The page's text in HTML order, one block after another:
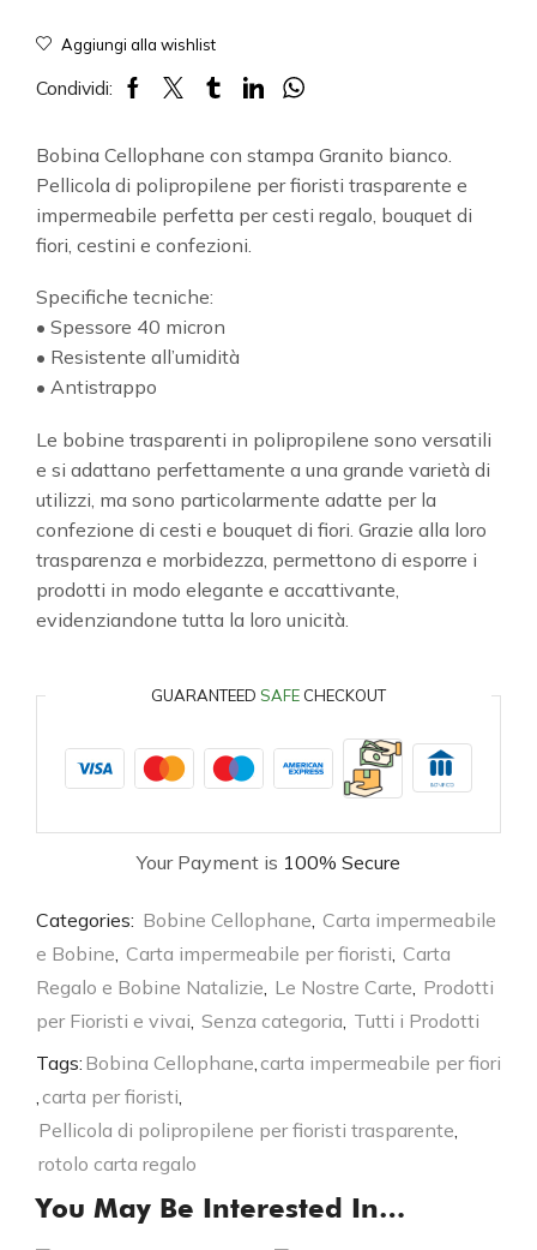
Aggiungi alla wishlist
Condividi:
Bobina Cellophane con stampa Granito bianco.
Pellicola di polipropilene per fioristi trasparente e
impermeabile perfetta per cesti regalo, bouquet di
fiori, cestini e confezioni.
Specifiche tecniche:
• Spessore 40 micron
• Resistente all’umidità
• Antistrappo
Le bobine trasparenti in polipropilene sono versatili
e si adattano perfettamente a una grande varietà di
utilizzi, ma sono particolarmente adatte per la
confezione di cesti e bouquet di fiori. Grazie alla loro
trasparenza e morbidezza, permettono di esporre i
prodotti in modo elegante e accattivante,
evidenziandone tutta la loro unicità.
GUARANTEED SAFE CHECKOUT
Your Payment is 100% Secure
Categories: Bobine Cellophane Carta impermeabile
e Bobine Carta impermeabile per fioristi Carta
Regalo e Bobine Natalizie Le Nostre Carte Prodotti
per Fioristi e vivai Senza categoria Tutti i Prodotti
Tags: Bobina Cellophane carta impermeabile per fiori
carta per fioristi
Pellicola di polipropilene per fioristi trasparente
rotolo carta regalo
You May Be Interested In…